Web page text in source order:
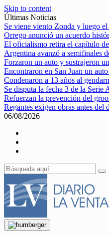
Skip to content
Últimas Noticias
Se viene viento Zonda y luego
Orrego anunció un acuerdo
El oficialismo retira el capítulo
Argentina avanzó a semifinales
Forzaron un auto y sustrajeron
Encontraron en San Juan un
Condenaron a 13 años al
Se disputa la fecha 3 de la Serie
Refuerzan la prevención del
Regantes exigen obras antes del
06/08/2026